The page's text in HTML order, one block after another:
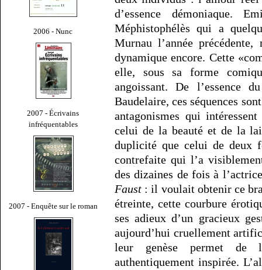
2006 - Nunc
2007 - Écrivains
infréquentables
2007 - Enquête sur le roman
d’essence démoniaque.
Méphistophélès qui a
Murnau l’année
dynamique encore. Cette
elle, sous sa forme
angoissant. De l’essence
Baudelaire, ces séquences
antagonismes qui
celui de la beauté et de la
duplicité que celui de deux
contrefaite qui l’a
des dizaines de fois à
Faust : il voulait obtenir ce
étreinte, cette courbure
ses adieux d’un gracieux
aujourd’hui cruellement
leur genèse permet de
authentiquement inspirée.